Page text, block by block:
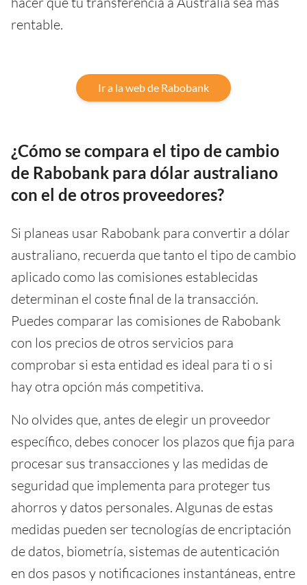
rentable.
Ir a la web de Rabobank
¿Cómo se compara el tipo de cambio
de Rabobank para dólar australiano
con el de otros proveedores?
Si planeas usar Rabobank para convertir a dólar
australiano, recuerda que tanto el tipo de cambio
aplicado como las comisiones establecidas
determinan el coste final de la transacción.
Puedes comparar las comisiones de Rabobank
con los precios de otros servicios para
comprobar si esta entidad es ideal para ti o si
hay otra opción más competitiva.
No olvides que, antes de elegir un proveedor
específico, debes conocer los plazos que fija para
procesar sus transacciones y las medidas de
seguridad que implementa para proteger tus
ahorros y datos personales. Algunas de estas
medidas pueden ser tecnologías de encriptación
de datos, biometría, sistemas de autenticación
en dos pasos y notificaciones instantáneas, entre